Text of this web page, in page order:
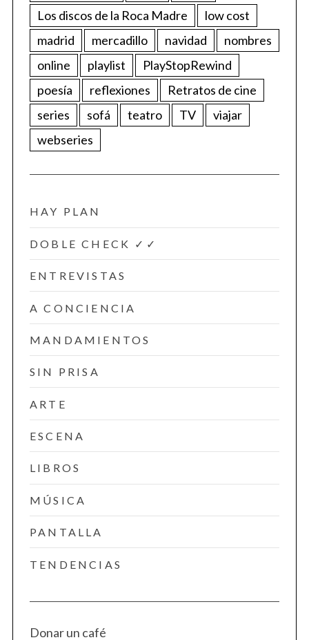
Los discos de la Roca Madre
low cost
madrid
mercadillo navidad
nombres
online
playlist
PlayStopRewind
poesía
reflexiones
Retratos de cine
series
sofá teatro TV
viajar
webseries
HAY PLAN
DOBLE CHECK ✓✓
ENTREVISTAS
A CONCIENCIA
MANDAMIENTOS
SIN PRISA
ARTE
ESCENA
LIBROS
MÚSICA
PANTALLA
TENDENCIAS
Donar un café